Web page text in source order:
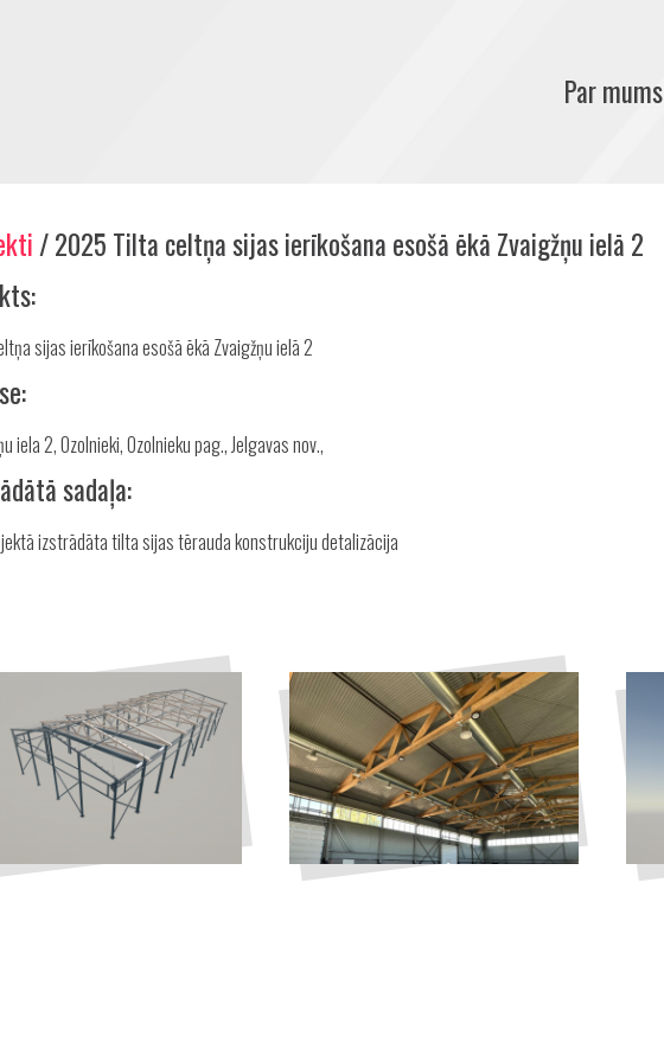
Par mums
Share
/ 2025 Tilta celtņa sijas ierīkošana esošā ēkā Zvaigžņu ielā 2
sijas ierīkošana esošā ēkā Zvaigžņu ielā 2
iela 2, Ozolnieki, Ozolnieku pag., Jelgavas nov.,
sadaļa:
izstrādāta tilta sijas tērauda konstrukciju detalizācija